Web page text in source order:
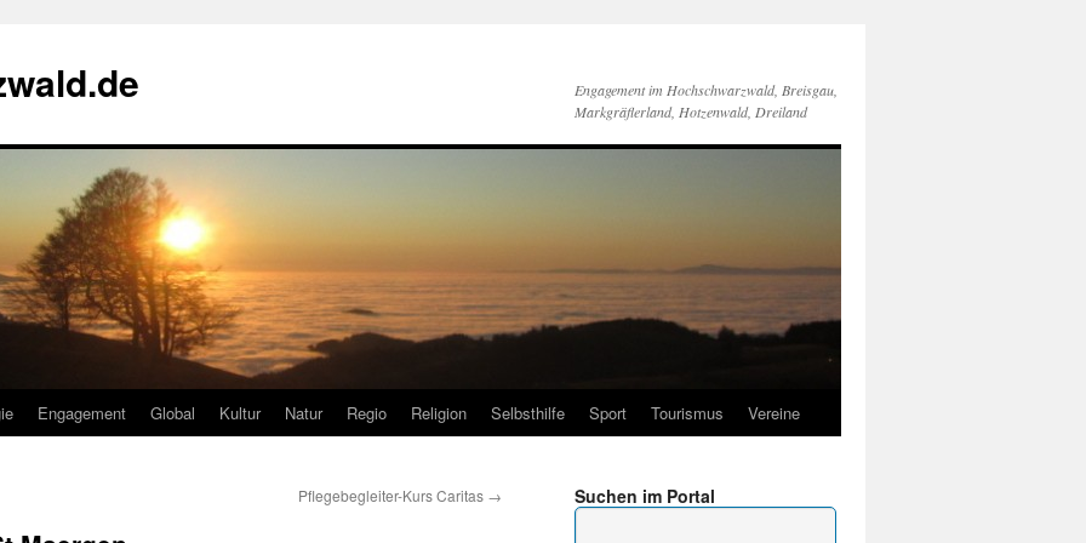
Engagement im Hochschwarzwald, Breisgau,
Markgräflerland, Hotzenwald, Dreiland
Engagement Global Kultur Natur Regio Religion Selbsthilfe Sport Tourismus Vereine
Pflegebegleiter-Kurs Caritas → Suchen im Portal